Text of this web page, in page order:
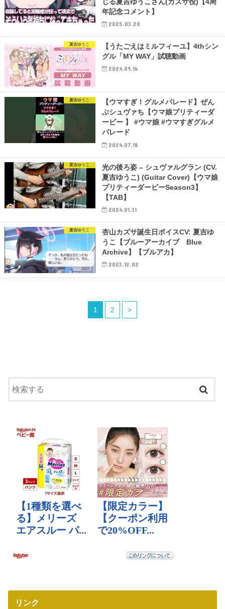
年記念コメント】
2025.03.20
夏吉ゆうこ
【うたごえはミルフィーユ】4thシン
グル「MY WAY」試聴動画
2024.09.16
夏吉ゆうこ
【ウマすぎ！グルメパレード】ぜん
ぶシュヴァち【ウマ娘プリティーダ
ービー 】 #ウマ娘 #ウマすぎグルメ
パレード
2024.07.18
夏吉ゆうこ
光の後ろ姿 – シュヴァルグラン (CV.
夏吉ゆうこ) (Guitar Cover)【ウマ娘
プリティーダービーSeason3】
【TAB】
2024.01.31
夏吉ゆうこ
杏山カズサ誕生日ボイスCV: 夏吉ゆ
うこ【ブルーアーカイブ Blue
Archive】【ブルアカ】
2023.12.02
1 2 >
リンク